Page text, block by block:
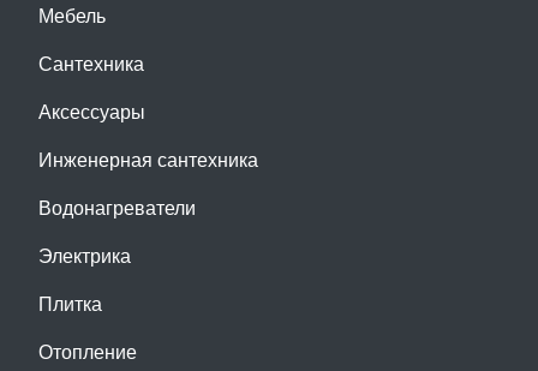
Мебель
Сантехника
Аксессуары
Инженерная сантехника
Водонагреватели
Электрика
Плитка
Отопление